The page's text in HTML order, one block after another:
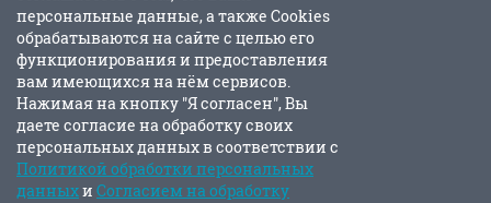
персональные данные, а также Cookies
обрабатываются на сайте с целью его
функционирования и предоставления
вам имеющихся на нём сервисов.
Нажимая на кнопку "Я согласен", Вы
даете согласие на обработку своих
персональных данных в соответствии с
Политикой обработки персональных
данныхи Согласием на обработку